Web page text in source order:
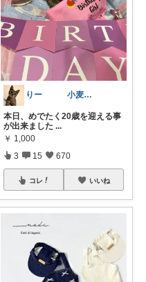
りー 小麦収穫8月中旬まで？
本日、めでたく20歳を迎える事
が出来ました ...
￥ 1,000
3 15 670
コレ いいね